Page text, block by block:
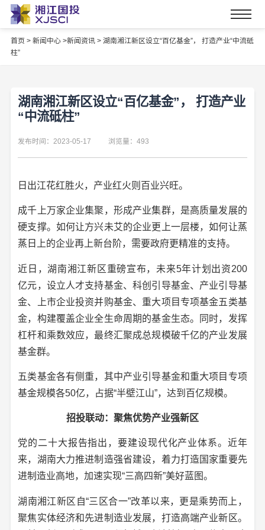
首页 > 新闻中心 >新闻资讯 > 湖南湘江新区设立“百亿基金”， 打造产业“中流砥
柱”
湖南湘江新区设立“百亿基金”， 打造产业
“中流砥柱”
发布时间：2023-05-17 浏览量：493
日出江花红胜火，产业红火则百业兴旺。
成千上万家企业集聚，形成产业集群，是高质量发展的
硬支撑。如何让方兴未艾的企业更上一层楼，如何让蒸
蒸日上的企业再上新台阶，需要政府更精准的支持。
近日，湖南湘江新区重磅宣布，未来5年计划出资200
亿元，设立人才支持基金、科创引导基金、产业引导基
金、上市企业投资并购基金、重大项目专项基金五类基
金，构建覆盖企业全生命周期的基金生态。同时，发挥
杠杆和乘数效应，最终汇聚成总规模破千亿的产业发展
基金群。
五类基金各有侧重，其中产业引导基金和重大项目专项
基金规模各50亿，占据“半壁江山”，达到百亿规模。
招投联动：聚焦优势产业强新区
党的二十大报告指出，要建设现代化产业体系。近年
来，湖南大力推进制造强省建设，着力打造国家重要先
进制造业高地，加速实现“三高四新”美好蓝图。
湖南湘江新区自“三区合一”改革以来，更是乘势而上，
聚焦实体经济和先进制造业发展，打造高端产业新区。